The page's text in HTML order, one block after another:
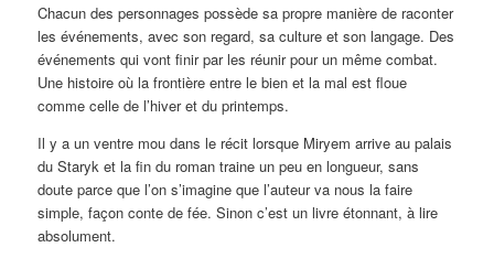
Chacun des personnages possède sa propre manière de raconter
les événements, avec son regard, sa culture et son langage. Des
événements qui vont finir par les réunir pour un même combat.
Une histoire où la frontière entre le bien et la mal est floue
comme celle de l’hiver et du printemps.
Il y a un ventre mou dans le récit lorsque Miryem arrive au palais
du Staryk et la fin du roman traine un peu en longueur, sans
doute parce que l’on s’imagine que l’auteur va nous la faire
simple, façon conte de fée. Sinon c’est un livre étonnant, à lire
absolument.